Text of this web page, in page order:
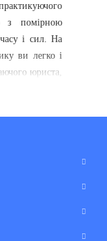
з помірною
і сил. На
ви легко і
юриста,
якої іншої
України.